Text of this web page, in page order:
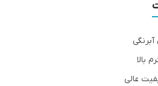
بالا
عالی